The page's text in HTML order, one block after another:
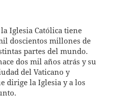
Iglesia Católica tiene
doscientos millones de
partes del mundo.
dos mil años atrás y su
del Vaticano y
dirige la Iglesia y a los